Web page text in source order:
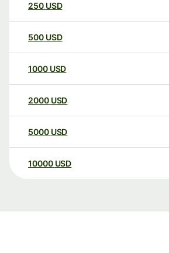
250 USD
500 USD
1000 USD
2000 USD
5000 USD
10000 USD